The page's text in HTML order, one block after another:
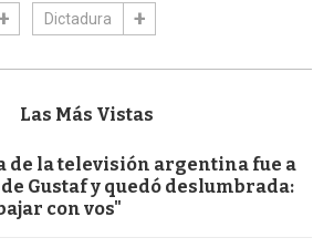
Dictadura
Las Más Vistas
de la televisión argentina fue a
Gustaf y quedó deslumbrada:
con vos"